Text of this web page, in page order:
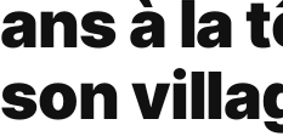
ans à la
son